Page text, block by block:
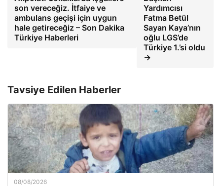
son vereceğiz. İtfaiye ve
ambulans geçişi için uygun
hale getireceğiz – Son Dakika
Türkiye Haberleri
Yardımcısı
Fatma Betül
Sayan Kaya’nın
oğlu LGS’de
Türkiye 1.’si oldu
→
Tavsiye Edilen Haberler
08/08/2026